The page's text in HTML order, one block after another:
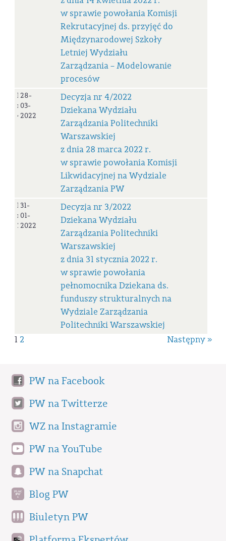
w sprawie powołania Komisji
Rekrutacyjnej ds. przyjęć do
Międzynarodowej Szkoły
Letniej Wydziału
Zarządzania – Modelowanie
procesów
Decyzja
nr
4/2022
28-
03-
2022
Decyzja nr 4/2022
Dziekana Wydziału
Zarządzania Politechniki
Warszawskiej
z dnia 28 marca 2022 r.
w sprawie powołania Komisji
Likwidacyjnej na Wydziale
Zarządzania PW
Decyzja
nr
3/2022
31-
01-
2022
Decyzja nr 3/2022
Dziekana Wydziału
Zarządzania Politechniki
Warszawskiej
z dnia 31 stycznia 2022 r.
w sprawie powołania
pełnomocnika Dziekana ds.
funduszy strukturalnych na
Wydziale Zarządzania
Politechniki Warszawskiej
Następny »
1 2
PW na Facebook
PW na Twitterze
WZ na Instagramie
PW na YouTube
PW na Snapchat
Blog PW
Biuletyn PW